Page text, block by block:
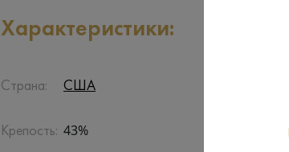
Характеристики:
Страна: США
Крепость: 43%